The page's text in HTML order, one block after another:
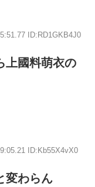
ID:RD1GKB4J0
上國料萌衣の
ID:Kb55X4vX0
変わらん